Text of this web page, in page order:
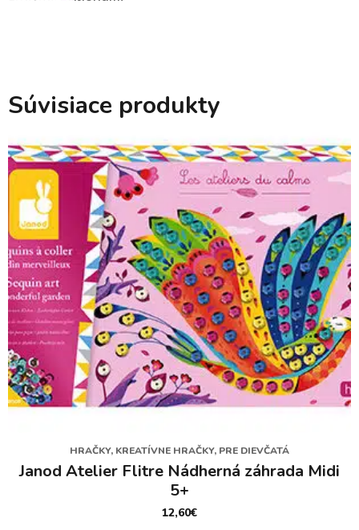
Súvisiace produkty
HRAČKY, KREATÍVNE HRAČKY, PRE DIEVČATÁ
Janod Atelier Flitre Nádherná záhrada Midi
5+
12,60€